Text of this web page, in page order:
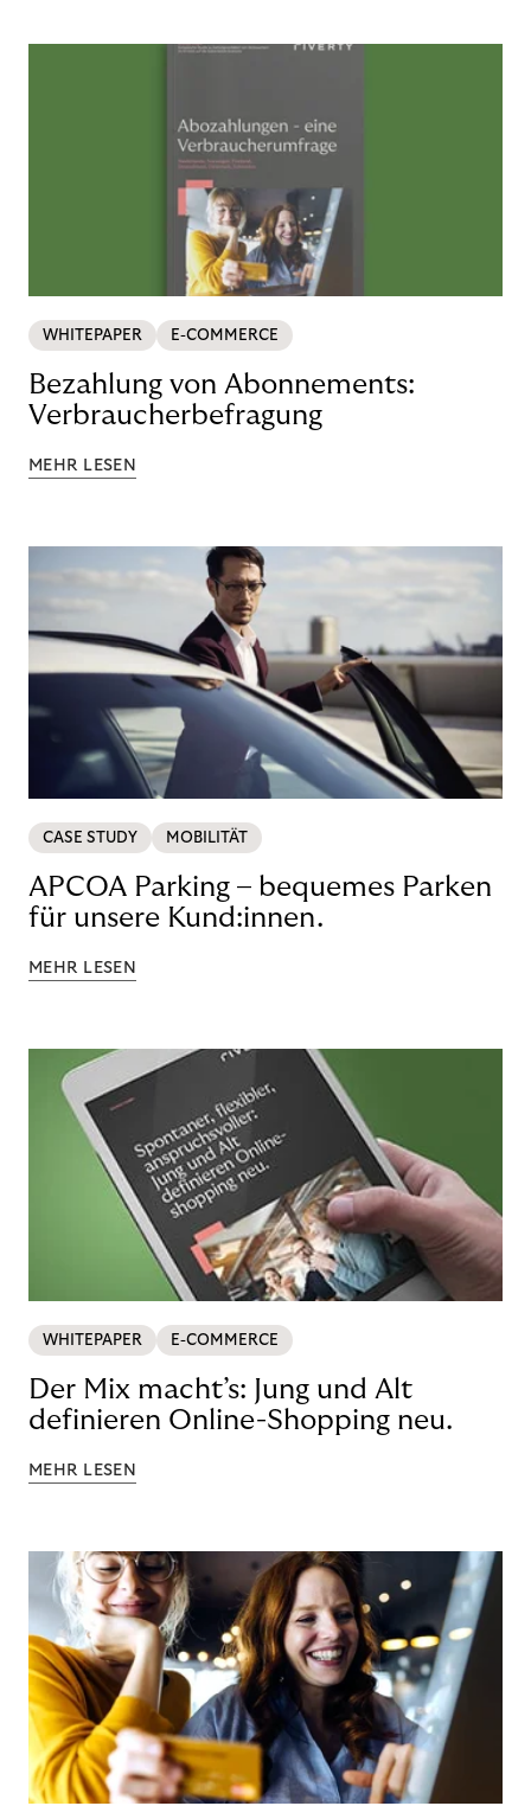
WHITEPAPER E-COMMERCE
Bezahlung von Abonnements:
Verbraucherbefragung
MEHR LESEN
CASE STUDY MOBILITÄT
APCOA Parking – bequemes Parken
für unsere Kund:innen.
MEHR LESEN
WHITEPAPER E-COMMERCE
Der Mix macht’s: Jung und Alt
definieren Online-Shopping neu.
MEHR LESEN